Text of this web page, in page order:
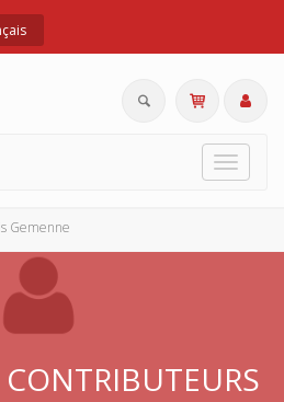
Toggle
Gemenne